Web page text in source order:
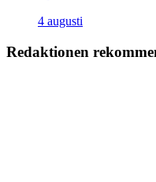
4 augusti
Redaktionen